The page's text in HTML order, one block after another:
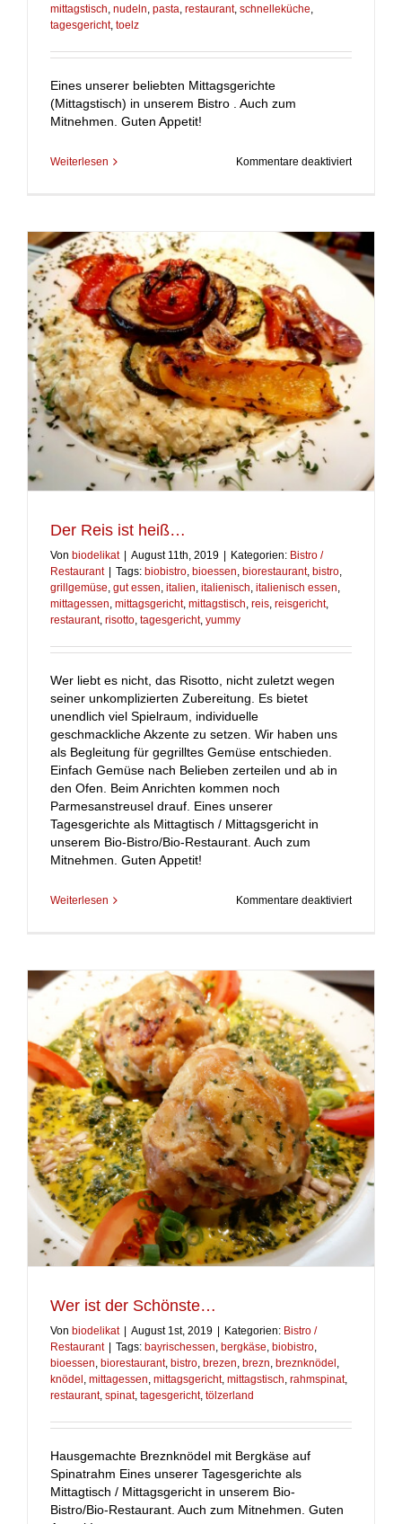
mittagstisch, nudeln, pasta, restaurant, schnelleküche,
tagesgericht, toelz
Eines unserer beliebten Mittagsgerichte
(Mittagstisch) in unserem Bistro . Auch zum
Mitnehmen. Guten Appetit!
Weiterlesen Kommentare deaktiviertfür
frischen
Der Reis ist heiß…
Von biodelikat August 11th, 2019 Kategorien: Bistro /
Restaurant
Tags: biobistro, bioessen, biorestaurant, bistro,
grillgemüse, gut essen, italien, italienisch, italienisch essen,
mittagessen, mittagsgericht, mittagstisch, reis, reisgericht,
restaurant, risotto, tagesgericht, yummy
Wer liebt es nicht, das Risotto, nicht zuletzt wegen
seiner unkomplizierten Zubereitung. Es bietet
unendlich viel Spielraum, individuelle
geschmackliche Akzente zu setzen. Wir haben uns
als Begleitung für gegrilltes Gemüse entschieden.
Einfach Gemüse nach Belieben zerteilen und ab in
den Ofen. Beim Anrichten kommen noch
Parmesanstreusel drauf. Eines unserer
Tagesgerichte als Mittagtisch / Mittagsgericht in
unserem Bio-Bistro/Bio-Restaurant. Auch zum
Mitnehmen. Guten Appetit!
Weiterlesen Kommentare deaktiviertfür
heiß…
Wer ist der Schönste…
Von biodelikat August 1st, 2019 Kategorien: Bistro /
Restaurant
Tags: bayrischessen, bergkäse, biobistro,
bioessen, biorestaurant, bistro, brezen, brezn, breznknödel ,
knödel , mittagessen, mittagsgericht, mittagstisch, rahmspinat,
restaurant, spinat, tagesgericht, tölzerland
Hausgemachte Breznknödel mit Bergkäse auf
Spinatrahm Eines unserer Tagesgerichte als
Mittagtisch / Mittagsgericht in unserem Bio-
Bistro/Bio-Restaurant. Auch zum Mitnehmen. Guten